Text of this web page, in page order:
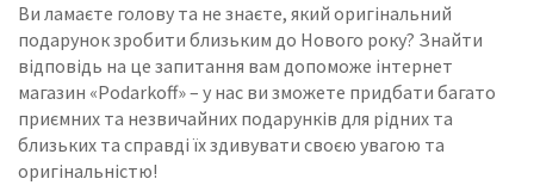
Ви ламаєте голову та не знаєте, який оригінальний
подарунок зробити близьким до Нового року? Знайти
відповідь на це запитання вам допоможе інтернет
магазин «Podarkoff» – у нас ви зможете придбати багато
приємних та незвичайних подарунків для рідних та
близьких та справді їх здивувати своєю увагою та
оригінальністю!